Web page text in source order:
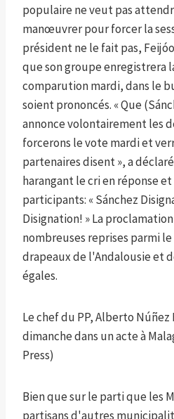
populaire ne veut pas
manœuvrer pour forcer la
président ne le fait pas,
que son groupe enregistrera
comparution mardi, dans le
soient prononcés. « Que
annonce volontairement les
forcerons le vote mardi et
partenaires disent », a
harangant le cri en réponse
participants: « Sánchez
Disignation! » La
nombreuses reprises parmi
drapeaux de l'Andalousie et
égales.
Le chef du PP, Alberto
dimanche dans un acte à
Press)
Bien que sur le parti que les
partisans d'autres